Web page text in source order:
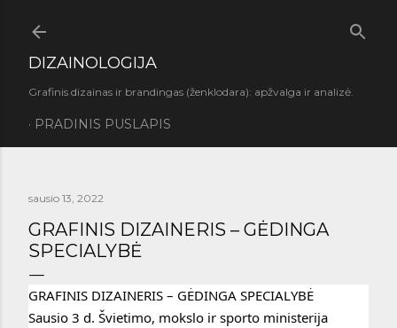
DIZAINOLOGIJA
Grafinis dizainas ir brandingas (ženklodara): apžvalga ir analizė.
PRADINIS PUSLAPIS
sausio 13, 2022
GRAFINIS DIZAINERIS – GĖDINGA
SPECIALYBĖ
GRAFINIS DIZAINERIS – GĖDINGA SPECIALYBĖ
Sausio 3 d. Švietimo, mokslo ir sporto ministerija